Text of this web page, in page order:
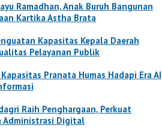
Ramadhan, Anak Buruh Bangunan
Kartika Astha Brata
Kapasitas Kepala Daerah
Pelayanan Publik
Pranata Humas Hadapi Era AI
Raih Penghargaan, Perkuat
Administrasi Digital